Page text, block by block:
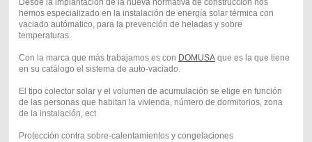
Desde la implantación de la nueva normativa de construcción nos
hemos especializado en la instalación de energía solar térmica con
vaciado autómatico, para la prevención de heladas y sobre
temperaturas.
Con la marca que más trabajamos es con DOMUSAque es la que tiene
en su catálogo el sistema de auto-vaciado.
El tipo colector solar y el volumen de acumulación se elige en función
de las personas que habitan la vivienda, número de dormitorios, zona
de la instalación, ect
Protección contra sobre-calentamientos y congelaciones